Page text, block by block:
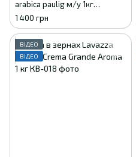
arabica paulig м/у 1кг
6411301162825
1 400 грн
ВІДЕО
ВІДЕО